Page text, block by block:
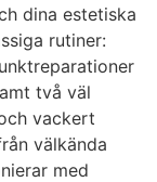
dina estetiska
rutiner:
två väl
vackert
välkända
med